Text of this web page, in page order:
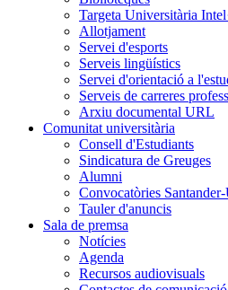
Targeta Universitària
Allotjament
Servei d'esports
Serveis lingüístics
Servei d'orientació a
Serveis de carreres
Arxiu documental URL
Comunitat universitària
Consell d'Estudiants
Sindicatura de Greuges
Alumni
Convocatòries
Tauler d'anuncis
Sala de premsa
Notícies
Agenda
Recursos audiovisuals